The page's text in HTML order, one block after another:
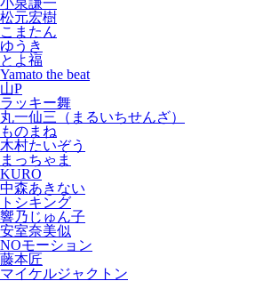
小泉謙一
松元宏樹
こまたん
ゆうき
とよ福
Yamato the beat
山P
ラッキー舞
丸一仙三（まるいちせんざ）
ものまね
木村たいぞう
まっちゃま
KURO
中森あきない
トシキング
響乃じゅん子
安室奈美似
NOモーション
藤本匠
マイケルジャクトン